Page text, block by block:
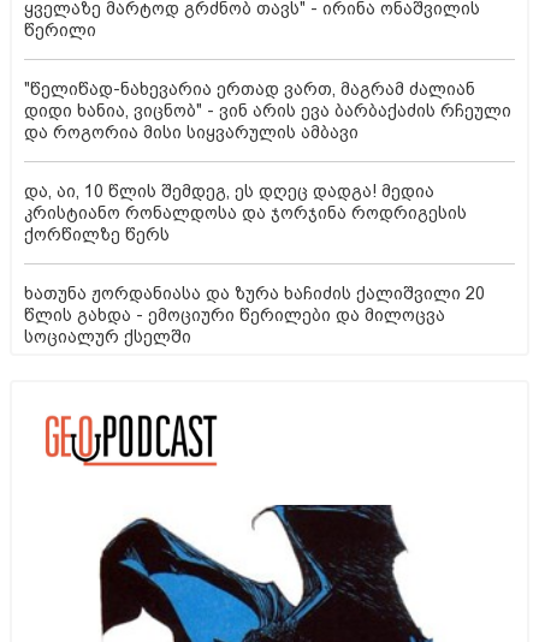
ყველაზე მარტოდ გრძნობ თავს" - ირინა ონაშვილის
წერილი
"წელიწად-ნახევარია ერთად ვართ, მაგრამ ძალიან
დიდი ხანია, ვიცნობ" - ვინ არის ევა ბარბაქაძის რჩეული
და როგორია მისი სიყვარულის ამბავი
და, აი, 10 წლის შემდეგ, ეს დღეც დადგა! მედია
კრისტიანო რონალდოსა და ჯორჯინა როდრიგესის
ქორწილზე წერს
ხათუნა ჟორდანიასა და ზურა ხაჩიძის ქალიშვილი 20
წლის გახდა - ემოციური წერილები და მილოცვა
სოციალურ ქსელში